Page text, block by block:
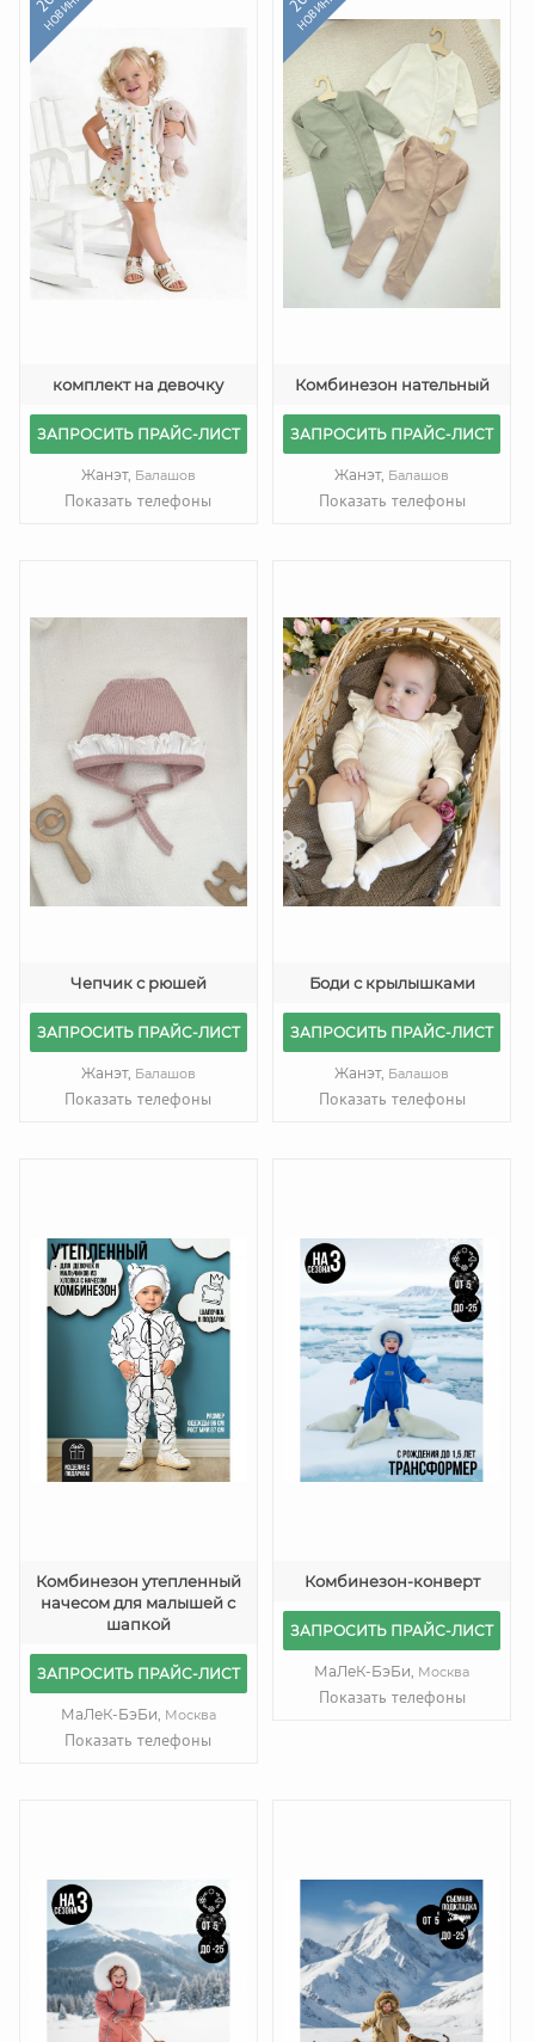
комплект на девочку
ЗАПРОСИТЬ ПРАЙС-ЛИСТ
Жанэт, Балашов
Показать телефоны
Комбинезон нательный
ЗАПРОСИТЬ ПРАЙС-ЛИСТ
Жанэт, Балашов
Показать телефоны
Чепчик с рюшей
ЗАПРОСИТЬ ПРАЙС-ЛИСТ
Жанэт, Балашов
Показать телефоны
Боди с крылышками
ЗАПРОСИТЬ ПРАЙС-ЛИСТ
Жанэт, Балашов
Показать телефоны
Комбинезон утепленный
начесом для малышей с
шапкой
ЗАПРОСИТЬ ПРАЙС-ЛИСТ
МаЛеК-БэБи, Москва
Показать телефоны
Комбинезон-конверт
ЗАПРОСИТЬ ПРАЙС-ЛИСТ
МаЛеК-БэБи, Москва
Показать телефоны